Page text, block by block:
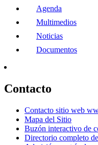
Agenda
Multimedios
Noticias
Documentos
Contacto
Contacto sitio web
Mapa del Sitio
Buzón interactivo de
Directorio completo